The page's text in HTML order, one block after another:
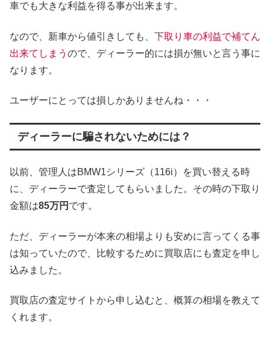
車でも大きな利益を得る事が出来ます。
なので、新車から値引きしても、 下取り車の利益で補てん
出来てしまう ので、ディーラー的には損が無いと言う事に
なります。
ユーザーにとっては損しかありませんね・・・
ディーラーに騙されないためには？
以前、管理人はBMW1シリーズ（116i）を買い替える時
に、ディーラーで査定してもらいました。その時の下取り
金額は85万円 です。
ただ、ディーラーが本来の相場よりも安めに言ってくる事
は知っていたので、比較するために買取店にも査定を申し
込みました。
買取店の査定サイトから申し込むと、概算の相場を教えて
くれます。